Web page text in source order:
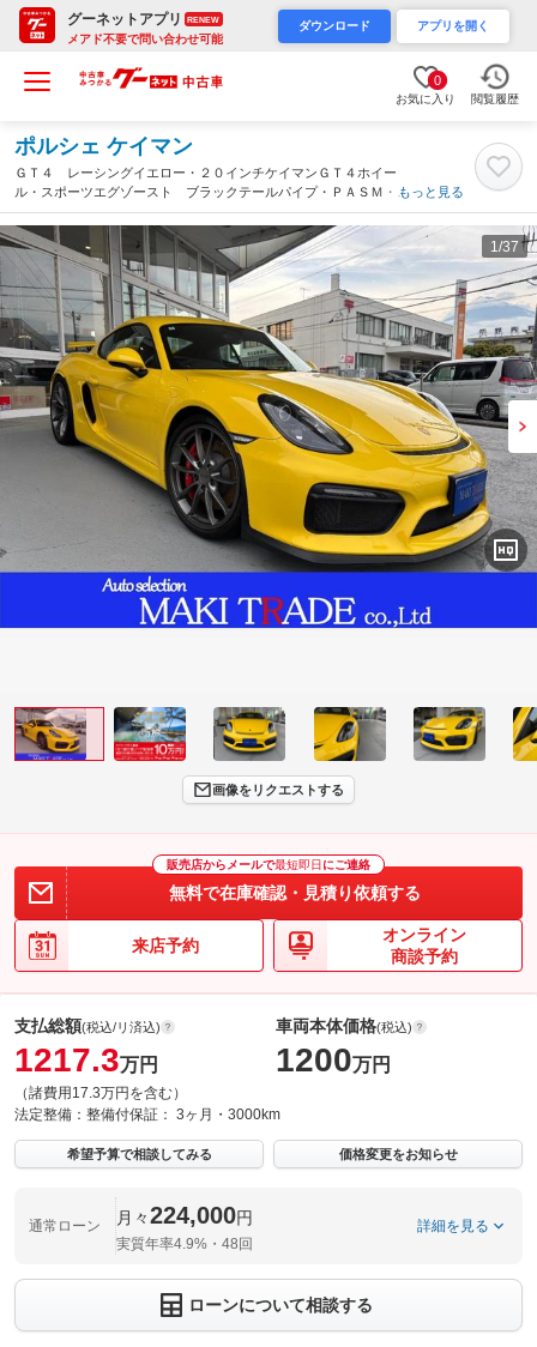
グーネットアプリ RENEW
メアド不要で問い合わせ可能
ダウンロード アプリを開く
0
お気に入り 閲覧履歴
ポルシェ ケイマン
ＧＴ４ レーシングイエロー・２０インチケイマンＧＴ４ホイー
ル・スポーツエグゾースト ブラックテールパイプ・ＰＡＳＭ・ブ
ラックインナーバイキセノンヘッド・アルカンターラレザーシー
ト・ナビ・ＥＴＣ・記録簿（静岡県）
もっと見る
1 /37
画像をリクエストする
販売店からメールで最短即日 にご連絡
無料で在庫確認・見積り依頼する
来店予約
オンライン
商談予約
支払総額(税込/リ済込)
1217.3万円
（諸費用17.3万円を含む）
車両本体価格(税込)
1200万円
法定整備： 整備付保証： 3ヶ月・3000km
希望予算で相談してみる 価格変更をお知らせ
通常ローン 月々224,000円
実質年率4.9%・48回
詳細を見る
ローンについて相談する